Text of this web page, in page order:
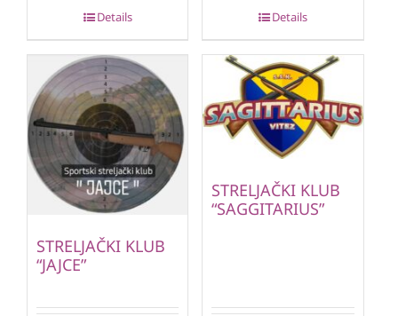
Details Details
STRELJAČKI KLUB
“JAJCE”
STRELJAČKI KLUB
“SAGGITARIUS”